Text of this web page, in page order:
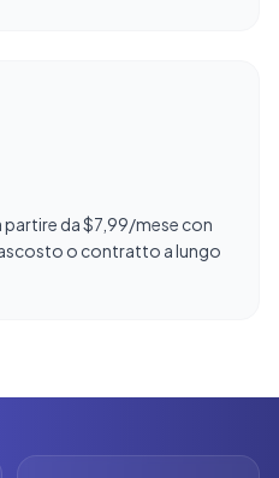
da $7,99/mese con
o contratto a lungo